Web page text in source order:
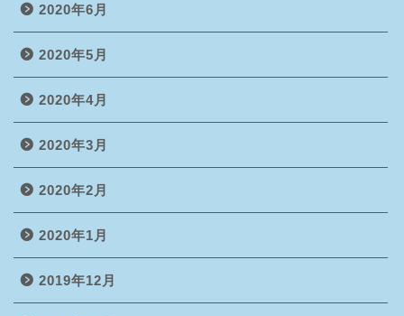
2020年6月
2020年5月
2020年4月
2020年3月
2020年2月
2020年1月
2019年12月